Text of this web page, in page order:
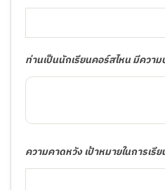
ท่านเป็นนักเรียนคอร์สไหน มีความ
ความคาดหวัง เป้าหมายในการเรีย